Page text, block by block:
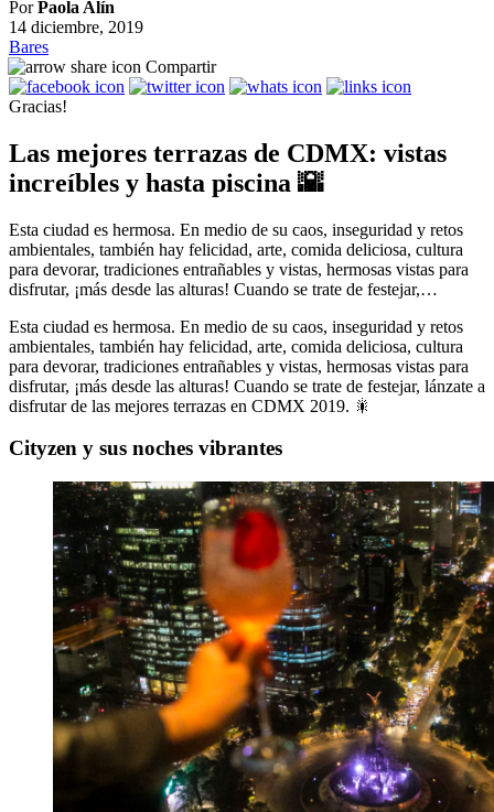
PorPaola Alín
14 diciembre, 2019
Bares
Compartir
Gracias!
Las mejores terrazas de CDMX: vistas
increíbles y hasta piscina 🌇
Esta ciudad es hermosa. En medio de su caos, inseguridad y retos
ambientales, también hay felicidad, arte, comida deliciosa, cultura
para devorar, tradiciones entrañables y vistas, hermosas vistas para
disfrutar, ¡más desde las alturas! Cuando se trate de festejar,…
Esta ciudad es hermosa. En medio de su caos, inseguridad y retos
ambientales, también hay felicidad, arte, comida deliciosa, cultura
para devorar, tradiciones entrañables y vistas, hermosas vistas para
disfrutar, ¡más desde las alturas! Cuando se trate de festejar, lánzate a
disfrutar de las mejores terrazas en CDMX 2019. 🎇
Cityzen y sus noches vibrantes